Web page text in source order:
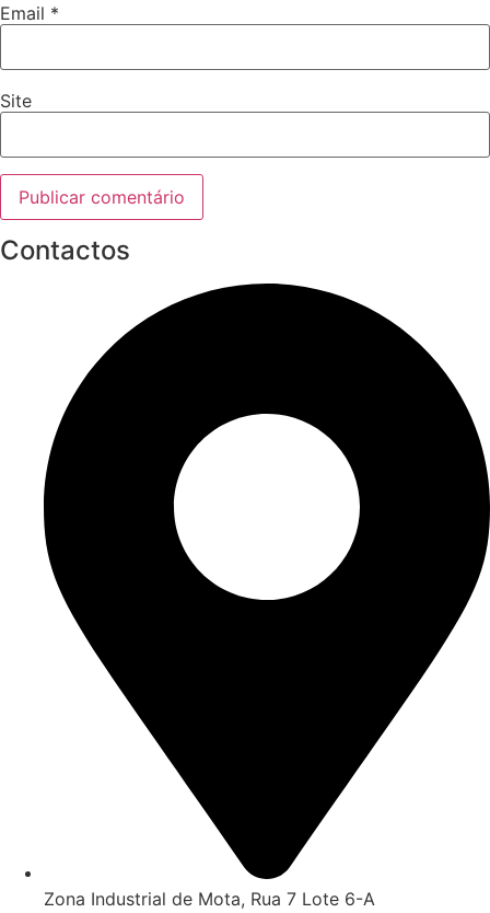
Email *
Site
Contactos
Zona Industrial de Mota, Rua 7 Lote 6-A